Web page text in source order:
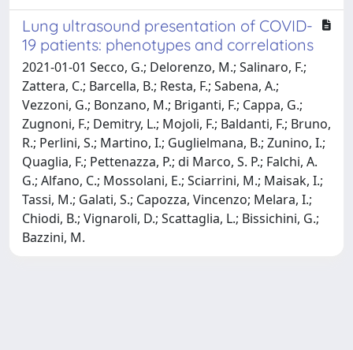
Lung ultrasound presentation of COVID-
19 patients: phenotypes and correlations
2021-01-01 Secco, G.; Delorenzo, M.; Salinaro, F.;
Zattera, C.; Barcella, B.; Resta, F.; Sabena, A.;
Vezzoni, G.; Bonzano, M.; Briganti, F.; Cappa, G.;
Zugnoni, F.; Demitry, L.; Mojoli, F.; Baldanti, F.; Bruno,
R.; Perlini, S.; Martino, I.; Guglielmana, B.; Zunino, I.;
Quaglia, F.; Pettenazza, P.; di Marco, S. P.; Falchi, A.
G.; Alfano, C.; Mossolani, E.; Sciarrini, M.; Maisak, I.;
Tassi, M.; Galati, S.; Capozza, Vincenzo; Melara, I.;
Chiodi, B.; Vignaroli, D.; Scattaglia, L.; Bissichini, G.;
Bazzini, M.